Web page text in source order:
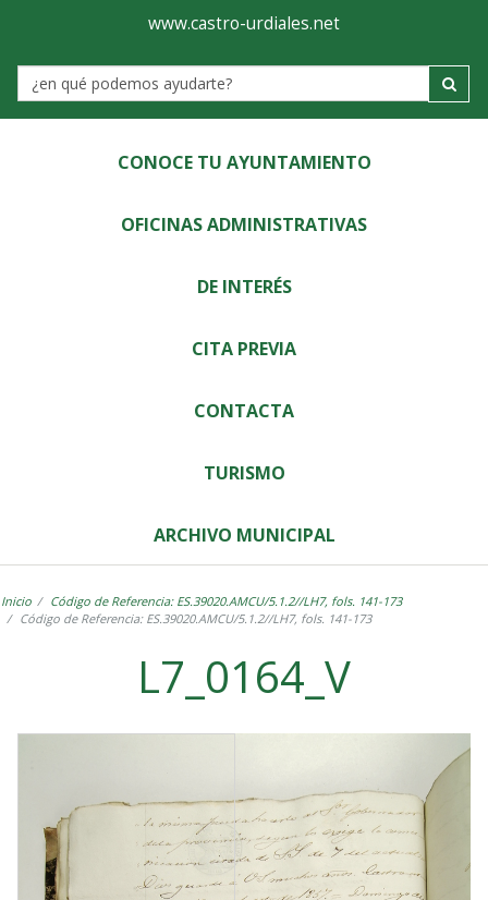
Ayuntamiento
de
Castro-
Urdiales
www.castro-urdiales.net
Label
CONOCE TU AYUNTAMIENTO
OFICINAS ADMINISTRATIVAS
DE INTERÉS
CITA PREVIA
CONTACTA
TURISMO
ARCHIVO MUNICIPAL
Inicio
Código de Referencia: ES.39020.AMCU/5.1.2//LH7, fols. 141-173
Código de Referencia: ES.39020.AMCU/5.1.2//LH7, fols. 141-173
L7_0164_V